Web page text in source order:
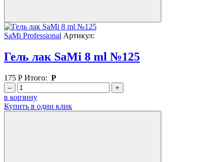
SaMi Professional Артикул:
Гель лак SaMi 8 ml №125
175 Р Итого: Р
– +
в корзину
Купить в один клик